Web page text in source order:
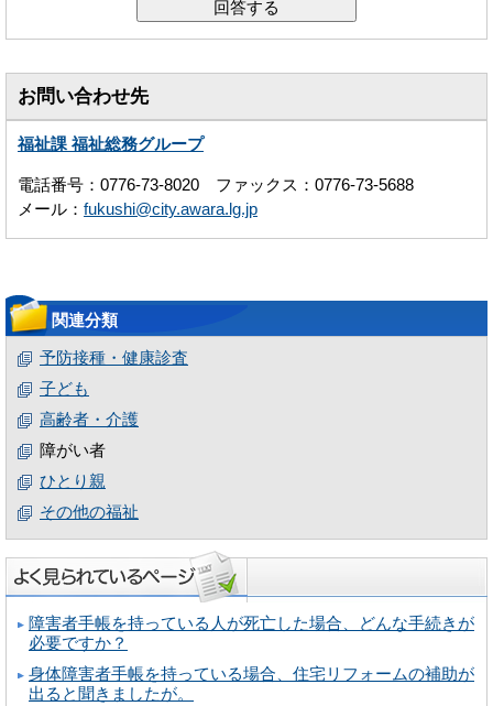
お問い合わせ先
福祉課 福祉総務グループ
電話番号：0776-73-8020 ファックス：0776-73-5688
メール： fukushi@city.awara.lg.jp
関連分類
予防接種・健康診査
子ども
高齢者・介護
障がい者
ひとり親
その他の福祉
障害者手帳を持っている人が死亡した場合、どんな手続きが
必要ですか？
身体障害者手帳を持っている場合、住宅リフォームの補助が
出ると聞きましたが。